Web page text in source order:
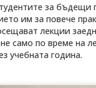
за бъдещи
им за повече
лекции
само по време на
учебната година.